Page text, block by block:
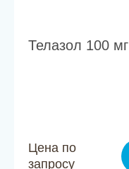
Телазол 100 мг
Цена по
запросу